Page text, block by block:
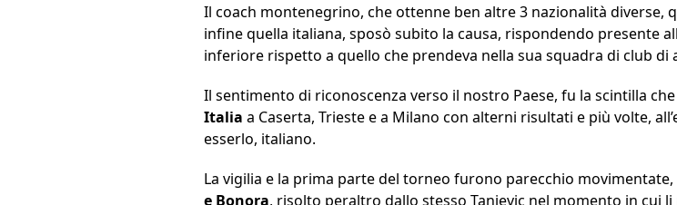
Il coach montenegrino, che ottenne ben altre 3 nazionalità diverse,
infine quella italiana, sposò subito la causa, rispondendo presente
inferiore rispetto a quello che prendeva nella sua squadra di club di
Il sentimento di riconoscenza verso il nostro Paese, fu la scintilla
Italia a Caserta, Trieste e a Milano con alterni risultati e più volte,
esserlo, italiano.
La vigilia e la prima parte del torneo furono parecchio
e Bonora, risolto peraltro dallo stesso Tanjevic nel momento in cui